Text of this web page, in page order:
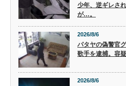
少年、逆ギレさ
が…。
2026/8/6
パタヤの偽警官
歌手を逮捕。容
2026/8/6